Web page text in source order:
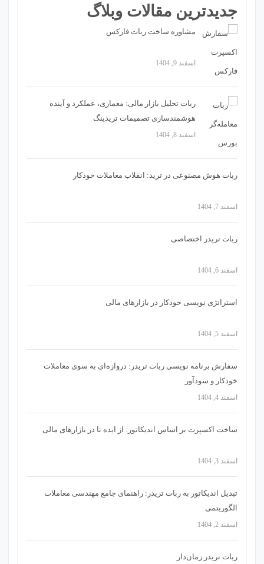
جدیدترین مقالات وبلاگ
مشاوره ساخت ربات فارکس
اسفند 9, 1404
ربات تحلیل بازار مالی: معماری، عملکرد و آینده
هوشمندسازی تصمیمات تریدینگ
اسفند 8, 1404
ربات هوش مصنوعی در ترید: انقلاب معاملات خودکار
اسفند 7, 1404
ربات تریدر اختصاصی
اسفند 6, 1404
استراتژی‌ نویسی خودکار در بازارهای مالی
اسفند 5, 1404
سفارش برنامه نویسی ربات تریدر: دروازه‌ای به سوی معاملات
خودکار و سودآور
اسفند 4, 1404
ساخت اکسپرت بر اساس اندیکاتور: از ایده تا در بازارهای مالی
اسفند 3, 1404
تبدیل اندیکاتور به ربات تریدر: راهنمای جامع مهندسی معاملات
الگوریتمی
اسفند 2, 1404
ربات تریدر زمان‌دار